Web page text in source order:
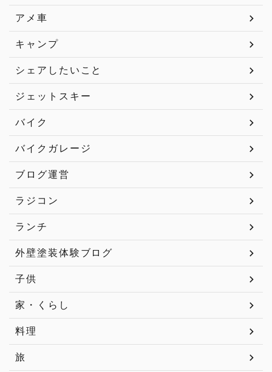
アメ車
キャンプ
シェアしたいこと
ジェットスキー
バイク
バイクガレージ
ブログ運営
ラジコン
ランチ
外壁塗装体験ブログ
子供
家・くらし
料理
旅